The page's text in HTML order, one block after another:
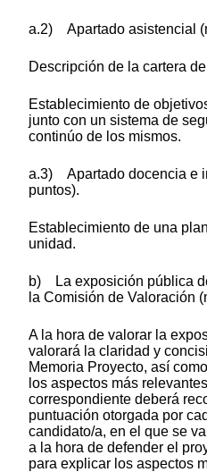
a.2) Apartado asistencial
Descripción de la cartera
Establecimiento de
junto con un sistema de
continúo de los mismos.
a.3) Apartado docencia e
puntos).
Establecimiento de una
unidad.
b) La exposición pública
la Comisión de Valoración
A la hora de valorar la
valorará la claridad y
Memoria Proyecto, así
los aspectos más
correspondiente deberá
puntuación otorgada por
candidato/a, en el que se
a la hora de defender el
para explicar los aspectos